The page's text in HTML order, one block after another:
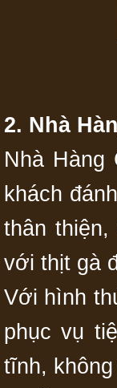
2. Nhà
Nhà
khách
thân
với thịt gà
Với hình
phục vụ
tĩnh,